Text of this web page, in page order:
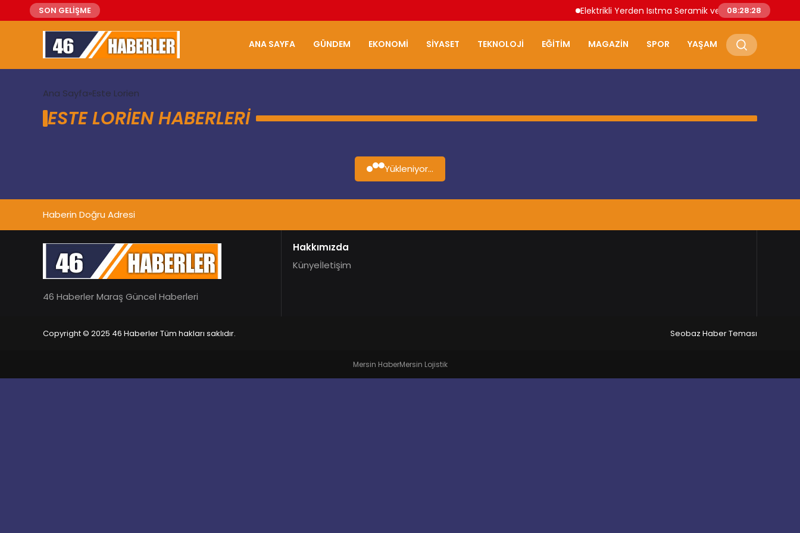
SON GELİŞME Elektrikli Yerden Isıtma Seramik ve Parke Zeminler İçin
08:28:28
ANA SAYFA GÜNDEM EKONOMI SIYASET TEKNOLOJI EĞITIM MAGAZIN SPOR YAŞAM
Ana Sayfa Este Lorien
ESTE LORIEN HABERLERI
Yükleniyor...
Haberin Doğru Adresi
46 Haberler Maraş Güncel Haberleri
Hakkımızda
Künyeİletişim
Copyright © 2025 46 Haberler Tüm hakları saklıdır. Seobaz Haber Teması
Mersin HaberMersin Lojistik